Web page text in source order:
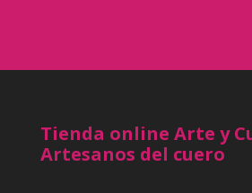
Tienda online Arte y
Artesanos del cuero